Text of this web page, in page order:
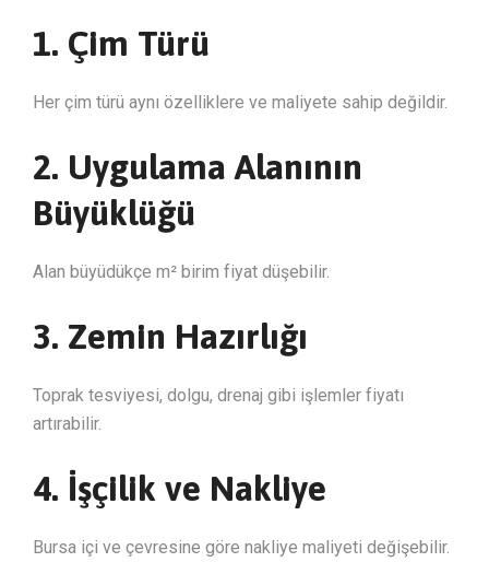
1. Çim Türü
Her çim türü aynı özelliklere ve maliyete sahip değildir.
2. Uygulama Alanının
Büyüklüğü
Alan büyüdükçe m² birim fiyat düşebilir.
3. Zemin Hazırlığı
Toprak tesviyesi, dolgu, drenaj gibi işlemler fiyatı
artırabilir.
4. İşçilik ve Nakliye
Bursa içi ve çevresine göre nakliye maliyeti değişebilir.